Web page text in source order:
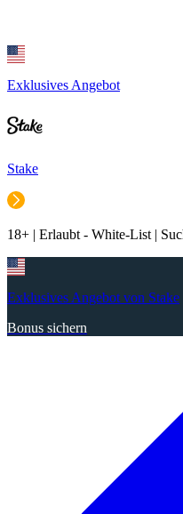
Exklusives Angebot
Stake
18+ | Erlaubt - White-List |
Exklusives Angebot von Stake
Bonus sichern